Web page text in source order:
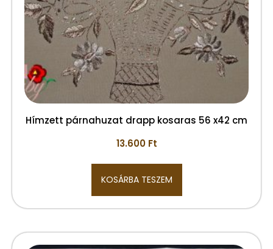
Hímzett párnahuzat drapp kosaras 56 x42 cm
13.600 Ft
KOSÁRBA TESZEM